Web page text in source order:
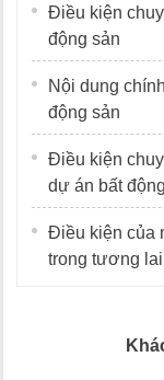
Điều kiện
động sản
Nội dung
động sản
Điều kiện
dự án bất
Điều kiện của
trong tương